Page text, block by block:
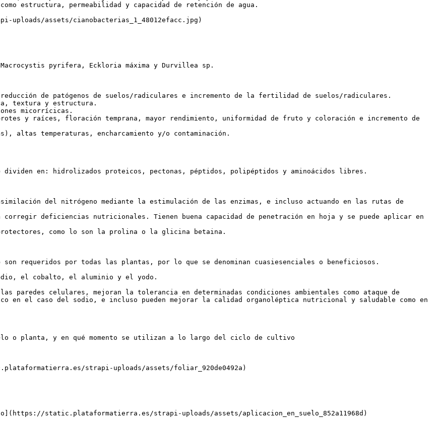
estructura, permeabilidad y capacidad de retención de agua.
assets/cianobacterias_1_48012efacc.jpg)
pyrifera, Eckloria máxima y Durvillea sp.
de patógenos de suelos/radiculares e incremento de la fertilidad de suelos/radiculares.
textura y estructura.
micorrícicas.
y raíces, floración temprana, mayor rendimiento, uniformidad de fruto y coloración e incremento de
temperaturas, encharcamiento y/o contaminación.
dividen en: hidrolizados proteicos, pectonas, péptidos, polipéptidos y aminoácidos libres.
del nitrógeno mediante la estimulación de las enzimas, e incluso actuando en las rutas de
corregir deficiencias nutricionales. Tienen buena capacidad de penetración en hoja y se puede aplicar en
como lo son la prolina o la glicina betaina.
requeridos por todas las plantas, por lo que se denominan cuasiesenciales o beneficiosos.
el cobalto, el aluminio y el yodo.
paredes celulares, mejoran la tolerancia en determinadas condiciones ambientales como ataque de
en el caso del sodio, e incluso pueden mejorar la calidad organoléptica nutricional y saludable como en
o planta, y en qué momento se utilizan a lo largo del ciclo de cultivo
strapi-uploads/assets/foliar_920de0492a)
static.plataformatierra.es/strapi-uploads/assets/aplicacion_en_suelo_852a11968d)